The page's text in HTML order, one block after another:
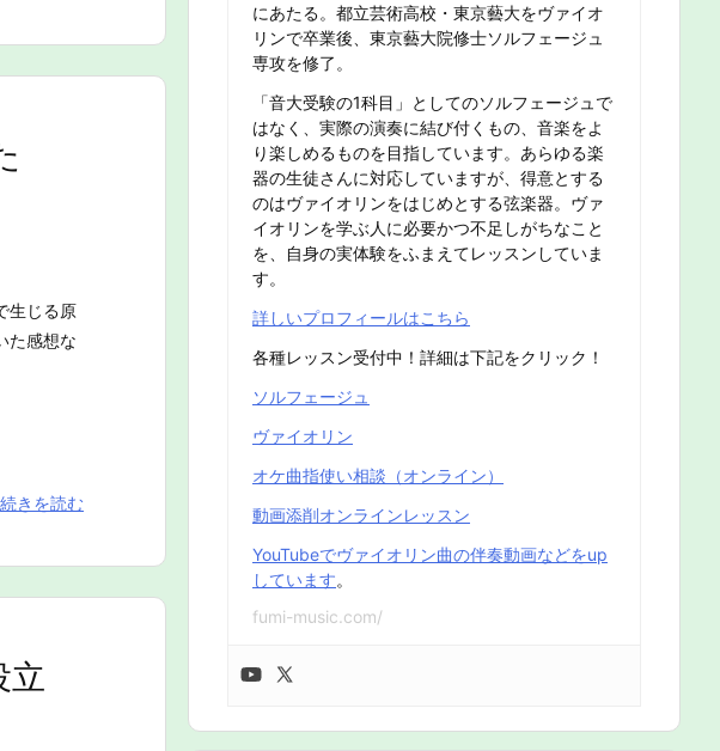
生じる原
た感想な
続きを読む
立
にあたる。都立芸術高校・東京藝大をヴァイオ
リンで卒業後、東京藝大院修士ソルフェージュ
専攻を修了。
「音大受験の1科目」としてのソルフェージュで
はなく、実際の演奏に結び付くもの、音楽をよ
り楽しめるものを目指しています。あらゆる楽
器の生徒さんに対応していますが、得意とする
のはヴァイオリンをはじめとする弦楽器。ヴァ
イオリンを学ぶ人に必要かつ不足しがちなこと
を、自身の実体験をふまえてレッスンしていま
す。
詳しいプロフィールはこちら
各種レッスン受付中！詳細は下記をクリック！
ソルフェージュ
ヴァイオリン
オケ曲指使い相談（オンライン）
動画添削オンラインレッスン
YouTubeでヴァイオリン曲の伴奏動画などをup
しています。
fumi-music.com/